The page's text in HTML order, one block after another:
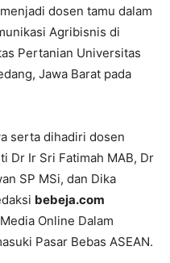
menjadi dosen tamu dalam
Agribisnis di
Pertanian Universitas
Jawa Barat pada
serta dihadiri dosen
Dr Ir Sri Fatimah MAB, Dr
SP MSi, dan Dika
bebeja.com
Online Dalam
Pasar Bebas ASEAN.